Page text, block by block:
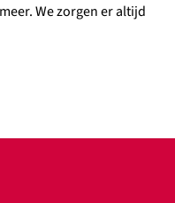
We zorgen er altijd